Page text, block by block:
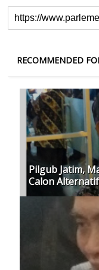
RECOMMENDED
Pilgub Jatim,
Calon Alternatif